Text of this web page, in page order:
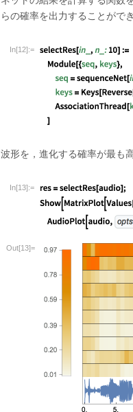
らの確率を出力することがで
In[12]:=
波形を，進化する確率が最も
In[13]:=
Out[13]=